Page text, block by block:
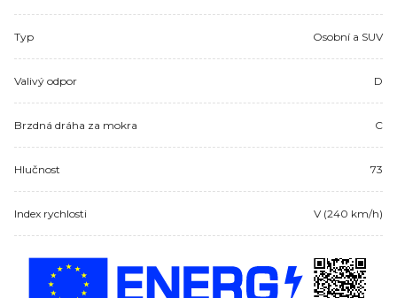
Typ Osobní a SUV
Valivý odpor D
Brzdná dráha za mokra C
Hlučnost 73
Index rychlosti V (240 km/h)